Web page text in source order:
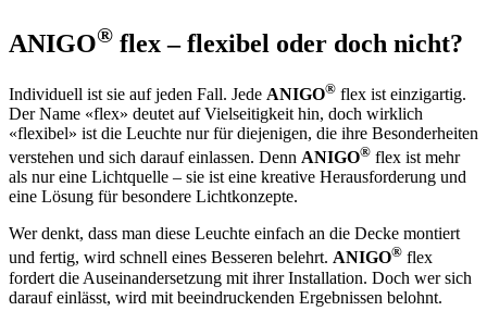
ANIGO® flex –flexibel oder doch nicht?
Individuell ist sie auf jeden Fall. Jede ANIGO® flex ist einzigartig.
Der Name «flex» deutet auf Vielseitigkeit hin, doch wirklich
«flexibel» ist die Leuchte nur für diejenigen, die ihre Besonderheiten
verstehen und sich darauf einlassen. Denn ANIGO® flex ist mehr
als nur eine Lichtquelle – sie ist eine kreative Herausforderung und
eine Lösung für besondere Lichtkonzepte.
Wer denkt, dass man diese Leuchte einfach an die Decke montiert
und fertig, wird schnell eines Besseren belehrt. ANIGO® flex
fordert die Auseinandersetzung mit ihrer Installation. Doch wer sich
darauf einlässt, wird mit beeindruckenden Ergebnissen belohnt.